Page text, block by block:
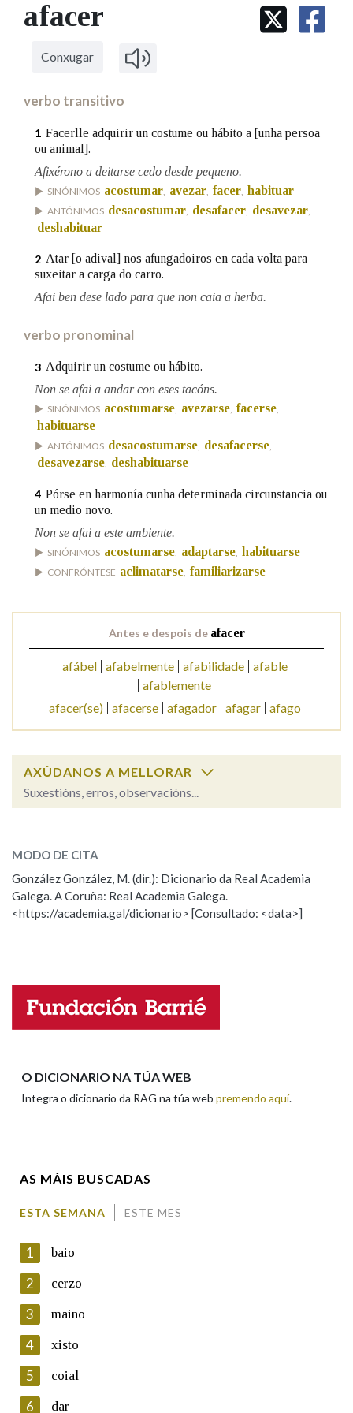
IDENTIDADE CORPORATIVA
MARCIAL DEL ADALID
FIGURAS HOMENAXEADAS
Facebook
TwitterYoutubeInstagram
BUSCAR NOS LEMAS
Comeza por
Contén
Nas definicións
Nos exemplos
Na fraseoloxía
OUTRAS OPCIÓNS DE BUSCA
Marcas gramaticais
Pertence a
LIMPAR
afacer
Conxugar
verbo transitivo
1 Facerlle adquirir un costume ou hábito a [unha persoa
ou animal].
Afixérono a deitarse cedo desde pequeno.
SINÓNIMOS acostumar avezar facer habituar
ANTÓNIMOS desacostumar desafacer desavezar
deshabituar
2 Atar [o adival] nos afungadoiros en cada volta para
suxeitar a carga do carro.
Afai ben dese lado para que non caia a herba.
verbo pronominal
3 Adquirir un costume ou hábito.
Non se afai a andar con eses tacóns.
SINÓNIMOS acostumarse, avezarse, facerse,
habituarse
ANTÓNIMOS desacostumarse, desafacerse,
desavezarse, deshabituarse
4 Pórse en harmonía cunha determinada circunstancia ou
un medio novo.
Non se afai a este ambiente.
SINÓNIMOS acostumarse adaptarse habituarse
CONFRÓNTESE aclimatarse familiarizarse
Antes e despois de afacer
afábel afabelmente afabilidade
afable
afablemente
afacer(se)
afacerse afagador afagar afago
AXÚDANOS A MELLORAR
Suxestións, erros, observacións...
ESCOLLE UNHA OPCIÓN:
Observación Hai un erro na palabra
Propoño mellorar a definición
Nome
En cumprimento da normativa vixente en materia de
Protección de Datos de Carácter Persoal, a Real Academia
Galega informa a aqueles usuarios que faciliten o seu correo
electrónico, así como calquera outra información de carácter
persoal, que estes datos serán obxecto de tratamento
automatizado de carácter confidencial e incorporados aos seus
MODO DE CITA
González González, M. (dir.): Dicionario da Real Academia
Galega. A Coruña: Real Academia Galega.
<https://academia.gal/dicionario> [Consultado: <data>]
O DICIONARIO NA TÚA WEB
Integra o dicionario da RAG na túa web premendo aquí.
AS MÁIS BUSCADAS
ESTA SEMANA ESTE MES
1 baio
2 cerzo
3 maino
4 xisto
5 coial
6 dar